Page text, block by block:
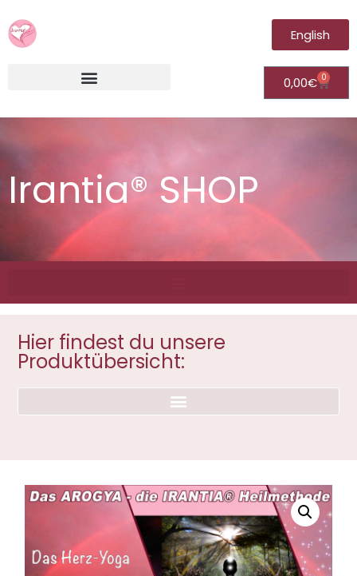
English
0,00€ 0
Irantia® SHOP
Hier findest du unsere
Produktübersicht: